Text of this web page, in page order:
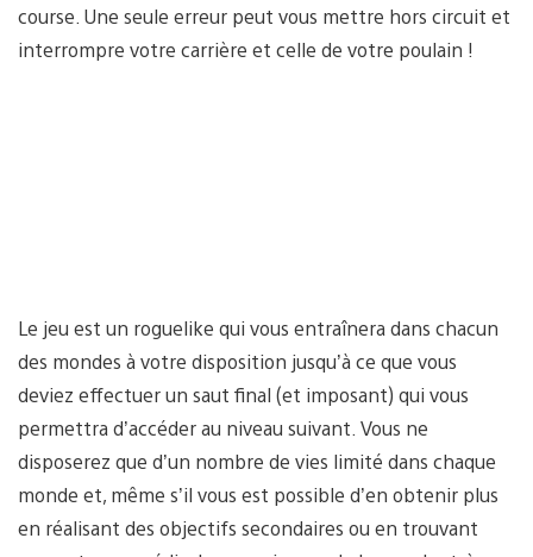
course. Une seule erreur peut vous mettre hors circuit et
interrompre votre carrière et celle de votre poulain !
Le jeu est un roguelike qui vous entraînera dans chacun
des mondes à votre disposition jusqu’à ce que vous
deviez effectuer un saut final (et imposant) qui vous
permettra d’accéder au niveau suivant. Vous ne
disposerez que d’un nombre de vies limité dans chaque
monde et, même s’il vous est possible d’en obtenir plus
en réalisant des objectifs secondaires ou en trouvant